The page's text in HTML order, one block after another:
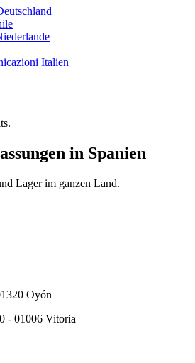
Italien
in Spanien
Lager im ganzen Land.
Oyón
- 01006 Vitoria